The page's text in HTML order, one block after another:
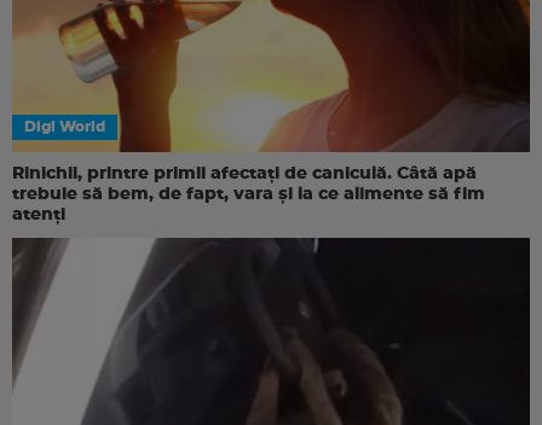
Digi World
Rinichii, printre primii afectați de caniculă. Câtă apă
trebuie să bem, de fapt, vara și la ce alimente să fim
atenți